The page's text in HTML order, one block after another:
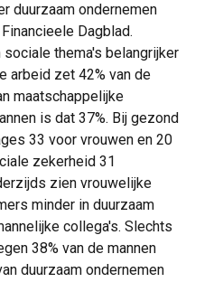
duurzaam ondernemen
Dagblad.
thema's belangrijker
arbeid zet 42% van de
maatschappelijke
is dat 37%. Bij gezond
33 voor vrouwen en 20
zekerheid 31
zien vrouwelijke
minder in duurzaam
collega's. Slechts
38% van de mannen
duurzaam ondernemen